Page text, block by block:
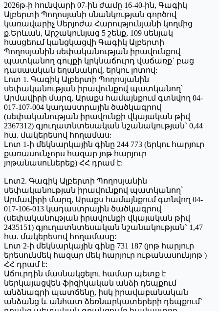
2026թ-ի հունվարի 07-ին ժամը 16-40-ին, Գագիկ
Ալբերտի Պողոսյանի սնանկության գործով
կառավարիչ Սերյոժա Հարությունյանի կողմից
ք.Երևան, Արշակունյաց 5 շենք, 109 սենյակ
հասցեում կանցկացվի Գագիկ Ալբերտի
Պողոսյանին սեփականության իրավունքով
պատկանող գույքի կրկնաճուրդ վաճառք` բաց
դասաական եղանակով, երկու լոտով:
Լոտ 1. Գագիկ Ալբերտի Պողոսյանին
սեփականության իրավունքով պատկանող՝
Արմավիրի մարզ, Արաքս համայնքում գտնվող 04-
017-107-004 կադաստրային ծածկագրով
(սեփականության իրավունքի վկայական թիվ
2367312) գյուղատնտեսական նշանակության` 0,44
հա. մակերեսով հողամաս:
Լոտ 1-ի մեկնարկային գինը 244 773 (երկու հարյուր
քառասունչորս հազար յոթ հարյուր
յոթանասուներեք) ՀՀ դրամ է:
Լոտ2. Գագիկ Ալբերտի Պողոսյանին
սեփականության իրավունքով պատկանող՝
Արմավիրի մարզ, Արաքս համայնքում գտնվող 04-
017-106-013 կադաստրային ծածկագրով
(սեփականության իրավունքի վկայական թիվ
2435151) գյուղատնտեսական նշանակության` 1,47
հա. մակերեսով հողամասը:
Լոտ 2-ի մեկնարկային գինը 731 187 (յոթ հարյուր
երեսունմեկ հազար մեկ հարյուր ութանասունյոթ )
ՀՀ դրամ է:
Աճուրդին մասնակցելու համար պետք է
ներկայացվեն ֆիզիկական անձի դեպքում
անձնագրի պատճենը, իսկ իրավաբանական
անձանց և անհատ ձեռնարկատերերի դեպքում`